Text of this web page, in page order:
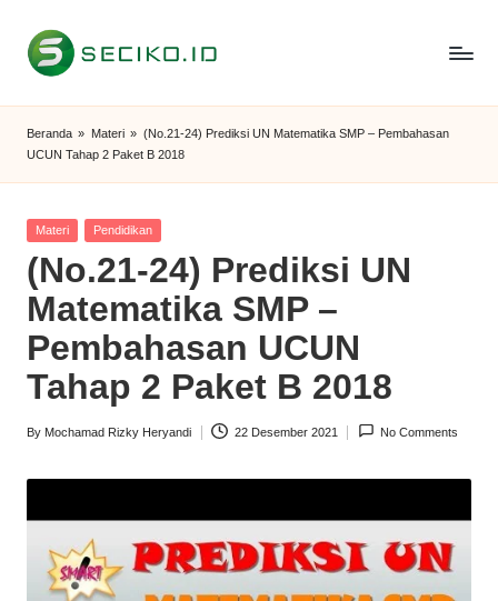
Skip
S
e
c
i
k
o
I
D
Beranda » Materi » (No.21-24) Prediksi UN Matematika SMP – Pembahasan
UCUN Tahap 2 Paket B 2018
Posted
Materi Pendidikan
(No.21-24) Prediksi UN
Matematika SMP –
Pembahasan UCUN
Tahap 2 Paket B 2018
Posted
By Mochamad Rizky Heryandi 22 Desember 2021 No Comments